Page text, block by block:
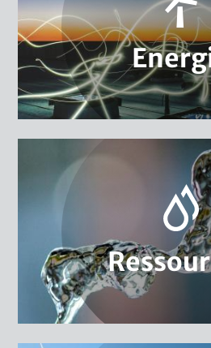
Energieforschung, Evaluierung &
Energiewende National
Energie
Biodiversität Extraktive
Ressourcen